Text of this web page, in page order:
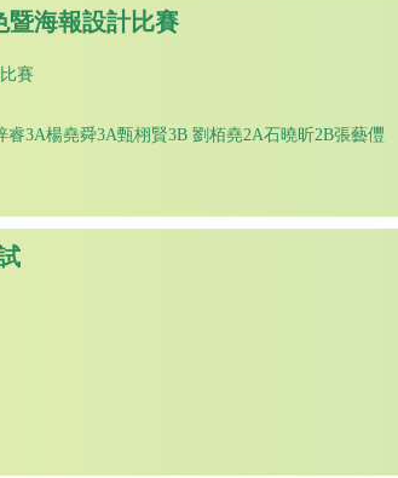
暨海報設計比賽
賽
3A楊堯舜3A甄栩賢3B 劉栢堯2A石曉昕2B張藝㒥